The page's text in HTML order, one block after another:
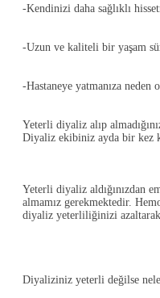
-Kendinizi daha sağlıklı
-Uzun ve kaliteli bir yaşam
-Hastaneye yatmanıza
Yeterli diyaliz alıp
Diyaliz ekibiniz ayda bir kez
Yeterli diyaliz aldığınızdan
almamız gerekmektedir.
diyaliz yeterliliğinizi azaltarak
Diyaliziniz yeterli değilse